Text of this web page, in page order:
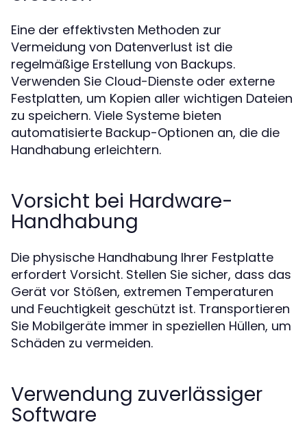
Eine der effektivsten Methoden zur
Vermeidung von Datenverlust ist die
regelmäßige Erstellung von Backups.
Verwenden Sie Cloud-Dienste oder externe
Festplatten, um Kopien aller wichtigen Dateien
zu speichern. Viele Systeme bieten
automatisierte Backup-Optionen an, die die
Handhabung erleichtern.
Vorsicht bei Hardware-
Handhabung
Die physische Handhabung Ihrer Festplatte
erfordert Vorsicht. Stellen Sie sicher, dass das
Gerät vor Stößen, extremen Temperaturen
und Feuchtigkeit geschützt ist. Transportieren
Sie Mobilgeräte immer in speziellen Hüllen, um
Schäden zu vermeiden.
Verwendung zuverlässiger
Software